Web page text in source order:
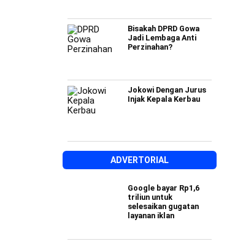
Bisakah DPRD Gowa
Jadi Lembaga Anti
Perzinahan?
Jokowi Dengan Jurus
Injak Kepala Kerbau
ADVERTORIAL
Google bayar Rp1,6
triliun untuk
selesaikan gugatan
layanan iklan